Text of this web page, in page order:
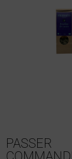
PASSER